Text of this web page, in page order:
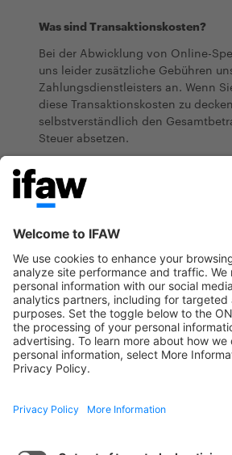
Was sind Transaktionskosten?
Bei der Abwicklung von Online-
uns leider zusätzliche Gebühren
Zahlungsdienstleisters an. Wenn
diese Transaktionskosten zu
selbstverständlich den
Steuer absetzen.
E-Mailinfo-de@ifaw.org
49 (40) 866 5000
Der IFAW behandelt
gemäß unserer